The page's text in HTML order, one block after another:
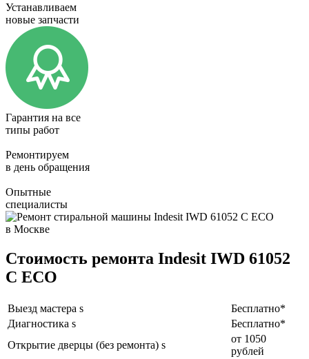
Устанавливаем
новые запчасти
Гарантия на все
типы работ
Ремонтируем
в день обращения
Опытные
специалисты
Стоимость ремонта Indesit IWD 61052
C ECO
Выезд мастера s
Бесплатно*
Диагностика s
Бесплатно*
Открытие дверцы (без ремонта) s
от 1050
рублей